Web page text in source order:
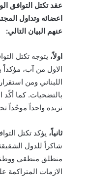
عقد تكتل التوافق
اعضائه وتداول
عنهم البيان التالي:
اولاً، يتوجه تكتل
الاول من آب، مؤكداً
اللبناني ومن
بالتضحيات. كما
نريده واحداً موحّداً
ثانياً، يؤكد تكتل
شاكراً للدول
منطلق منطقي
الازمات المتراكمة